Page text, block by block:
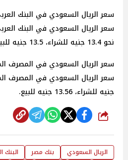
سعر الريال السعودي في البنك
سعر الريال السعودي في البنك
نحو 13.4 جنيه للشراء، 13.5 جنيه للبيع.
سعر الريال السعودي في المصرف
جنيه للشراء، 13.56 جنيه للبيع.
شارك
الريال السعودي بنك مصر البنك